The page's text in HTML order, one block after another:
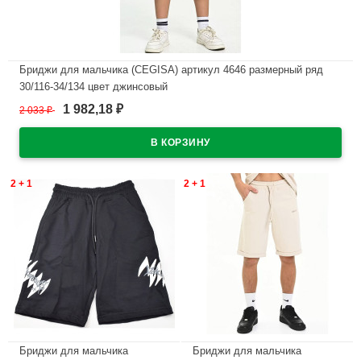
Бриджи для мальчика (CEGISA) артикул 4646 размерный ряд
30/116-34/134 цвет джинсовый
В наличии
2 033₽ 1 982,18 ₽
2 + 1
Бриджи для мальчика
2 + 1
Бриджи для мальчика